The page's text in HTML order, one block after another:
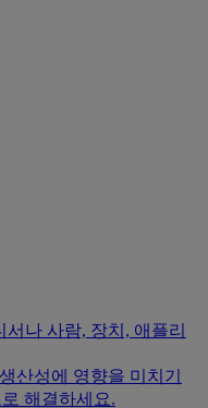
서나 사람, 장치, 애플리
생산성에 영향을 미치기
해결하세요.